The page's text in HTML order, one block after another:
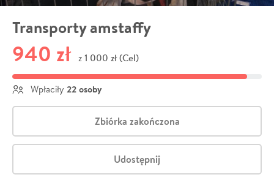
Transporty amstaffy
940 zł z 1 000 zł (Cel)
Wpłaciły 22 osoby
Zbiórka zakończona
Udostępnij